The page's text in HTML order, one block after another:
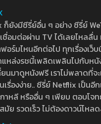
ยังมีซีรี่ย์อื่น ๆ อย่าง ซีรี่ย์
ชื่อมต่อผ่าน TV ได้เลยไหลลื่
อร์มไหนอีกต่อไป ทุกเรื่องเว็
แหล่งรชนี้เพลิดเพลินไปกับห
นมาดูหนังฟรี เราไม่พลาดที่
เรื่องง่าย.. ซีรี่ย์ Netflix เป็น
หลี หรืออื่น ๆ เพียบ ตอบโจท
มัย รวดเร็ว ไม่ต้องดาวน์โห